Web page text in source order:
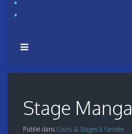
Stage Manga
Publié dans Cours & Stages à l'année